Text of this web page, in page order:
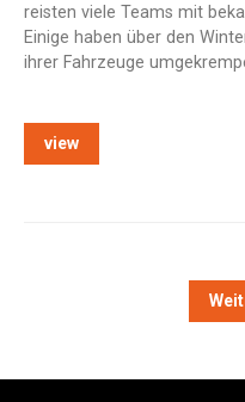
reisten viele Teams mit
Einige haben über den
ihrer Fahrzeuge
view